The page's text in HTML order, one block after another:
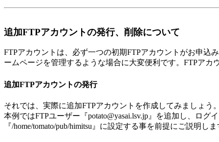
追加FTPアカウントの発行、削除について
FTPアカウントは、必ず一つの初期FTPアカウントがお申込
ームページを管理するような場合に大変便利です。FTPアカ
追加FTPアカウントの発行
それでは、実際に追加FTPアカウントを作成してみましょう。
本例ではFTPユーザー『potato@yasai.lsv.jp』を追加し、ログ
『/home/tomato/pub/himitsu』に設定する事を前提にご説明しま